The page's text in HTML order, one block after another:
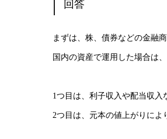
回答
まずは、株、債券などの金融
国内の資産で運用した場合は
1つ目は、利子収入や配当収入
2つ目は、元本の値上がりによ